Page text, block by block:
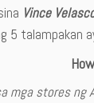
Vince
5 talampakan
mga stores ng